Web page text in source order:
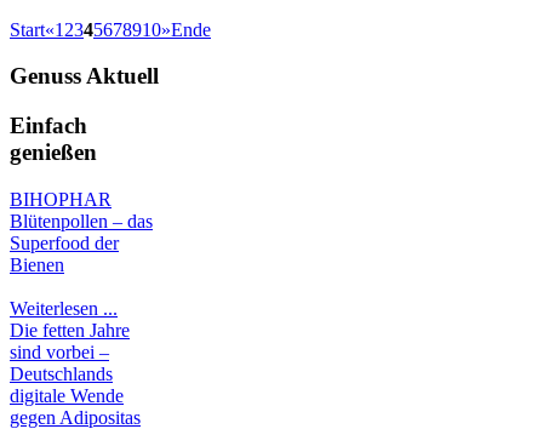
Start«1 2345678910»Ende
GenussAktuell
Einfach
genießen
BIHOPHAR
Blütenpollen – das
Superfood der
Bienen
Weiterlesen ...
Die fetten Jahre
sind vorbei –
Deutschlands
digitale Wende
gegen Adipositas